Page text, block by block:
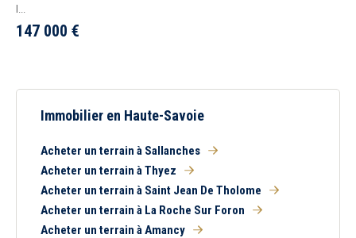
l...
147 000 €
Immobilier en Haute-Savoie
Acheter un terrain à Sallanches
Acheter un terrain à Thyez
Acheter un terrain à Saint Jean De Tholome
Acheter un terrain à La Roche Sur Foron
Acheter un terrain à Amancy